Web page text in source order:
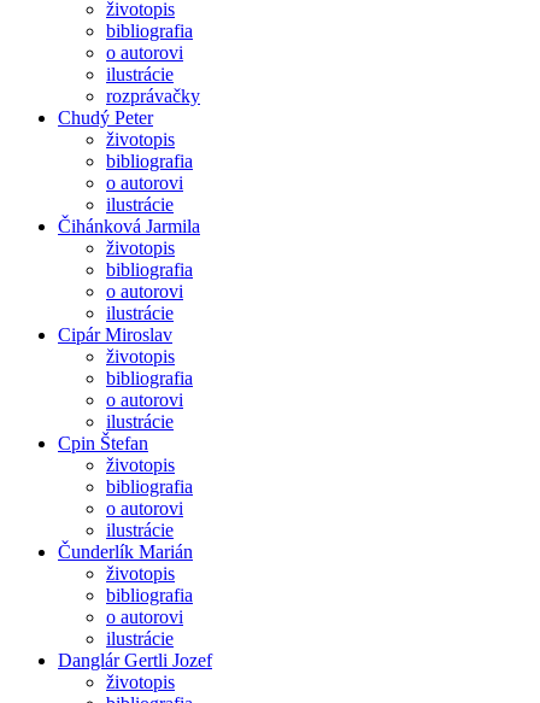
životopis
bibliografia
o autorovi
ilustrácie
rozprávačky
Chudý Peter
životopis
bibliografia
o autorovi
ilustrácie
Čihánková Jarmila
životopis
bibliografia
o autorovi
ilustrácie
Cipár Miroslav
životopis
bibliografia
o autorovi
ilustrácie
Cpin Štefan
životopis
bibliografia
o autorovi
ilustrácie
Čunderlík Marián
životopis
bibliografia
o autorovi
ilustrácie
Danglár Gertli Jozef
životopis